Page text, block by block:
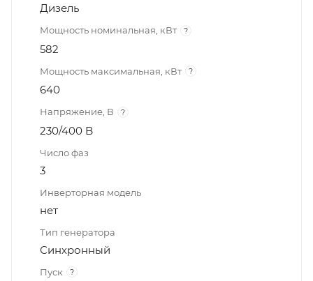
Дизель
Мощность номинальная, кВт ?
582
Мощность максимальная, кВт ?
640
Напряжение, В ?
230/400 B
Число фаз
3
Инверторная модель
нет
Тип генератора
Синхронный
Пуск ?